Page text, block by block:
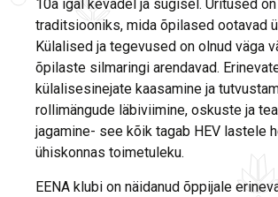
10a igal kevadel ja sügisel. Üritused on
traditsiooniks, mida õpilased ootavad
Külalised ja tegevused on olnud väga
õpilaste silmaringi arendavad.
külalisesinejate kaasamine ja
rollimängude läbiviimine, oskuste ja
jagamine- see kõik tagab HEV lastele
ühiskonnas toimetuleku.
EENA klubi on näidanud õppijale